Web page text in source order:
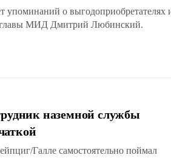
упоминаний о выгодоприобретателях
главы МИД Дмитрий Любинский.
наземной службы
Галле самостоятельно поймал